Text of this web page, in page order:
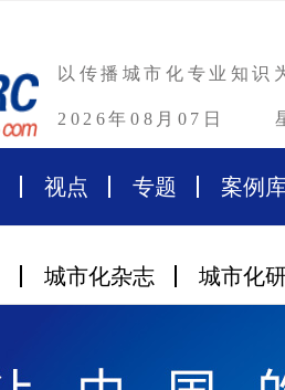
以传播城市化专业知识
2026年08月07日
视点 专题 案例
城市化杂志 城市化